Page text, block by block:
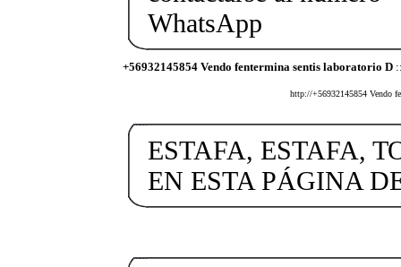
WhatsApp
+56932145854 Vendo fentermina sentis laboratorio D::
http://+56932145854 Vendo
ESTAFA, ESTAFA,
EN ESTA PÁGINA